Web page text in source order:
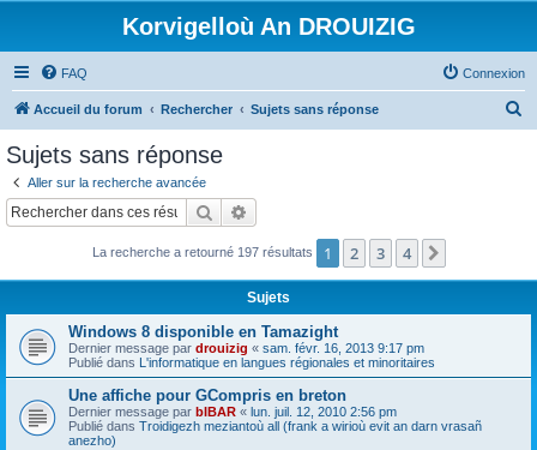
Korvigelloù An DROUIZIG
FAQ Connexion
Accueil du forum Rechercher Sujets sans réponse
c
Sujets sans réponse
Aller sur la recherche avancée
Rechercher
La recherche a retourné 197 résultats 1 2 3 4
Sujets
Windows 8 disponible en Tamazight
Dernier message par drouizig « sam. févr. 16, 2013 9:17 pm
Publié dans L'informatique en langues régionales et minoritaires
Une affiche pour GCompris en breton
Dernier message par bIBAR « lun. juil. 12, 2010 2:56 pm
Publié dans Troidigezh meziantoù all (frank a wirioù evit an darn vrasañ
anezho)